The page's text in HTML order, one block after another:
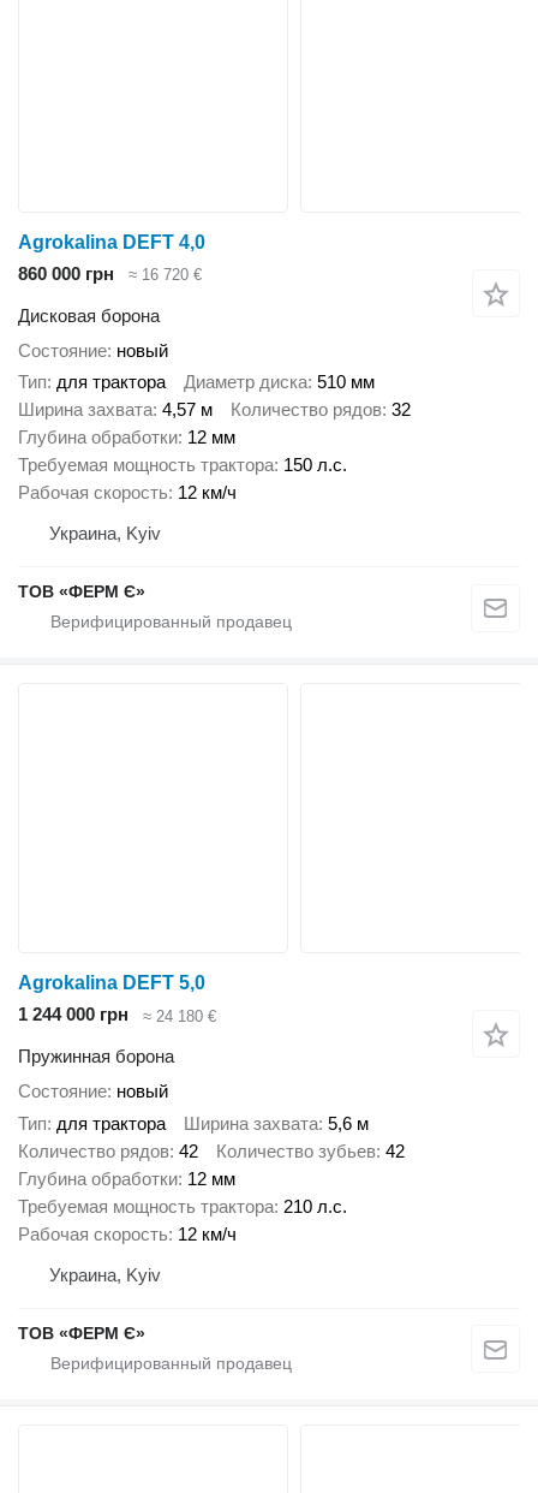
Agrokalina DEFT 4,0
860 000 грн
≈ 16 720 €
Дисковая борона
Состояние новый
Тип для трактора Диаметр диска 510 мм
Ширина захвата 4,57 м Количество рядов 32
Глубина обработки 12 мм
Требуемая мощность трактора 150 л.с.
Рабочая скорость 12 км/ч
Украина, Kyiv
ТОВ «ФЕРМ Є»
Agrokalina DEFT 5,0
1 244 000 грн
≈ 24 180 €
Пружинная борона
Состояние новый
Тип для трактора Ширина захвата 5,6 м
Количество рядов 42 Количество зубьев 42
Глубина обработки 12 мм
Требуемая мощность трактора 210 л.с.
Рабочая скорость 12 км/ч
Украина, Kyiv
ТОВ «ФЕРМ Є»